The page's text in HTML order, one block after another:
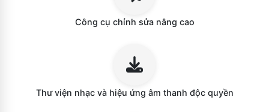
Công cụ chỉnh sửa nâng cao
Thư viện nhạc và hiệu ứng âm thanh độc quyền